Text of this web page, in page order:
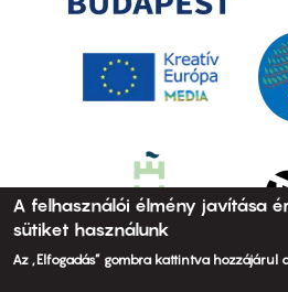
A felhasználói élmény javítása
sütiket használunk
Az „Elfogadás” gombra kattintva hozzájárul